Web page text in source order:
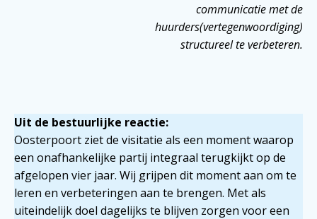
communicatie met de
huurders(vertegenwoordiging)
structureel te verbeteren.
Uit de bestuurlijke reactie:
Oosterpoort ziet de visitatie als een moment waarop
een onafhankelijke partij integraal terugkijkt op de
afgelopen vier jaar. Wij grijpen dit moment aan om te
leren en verbeteringen aan te brengen. Met als
uiteindelijk doel dagelijks te blijven zorgen voor een